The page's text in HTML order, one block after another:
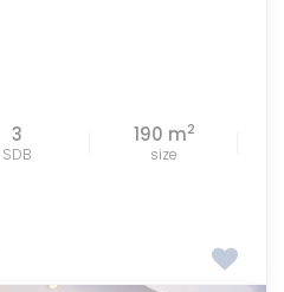
3
SDB
190 m2
size